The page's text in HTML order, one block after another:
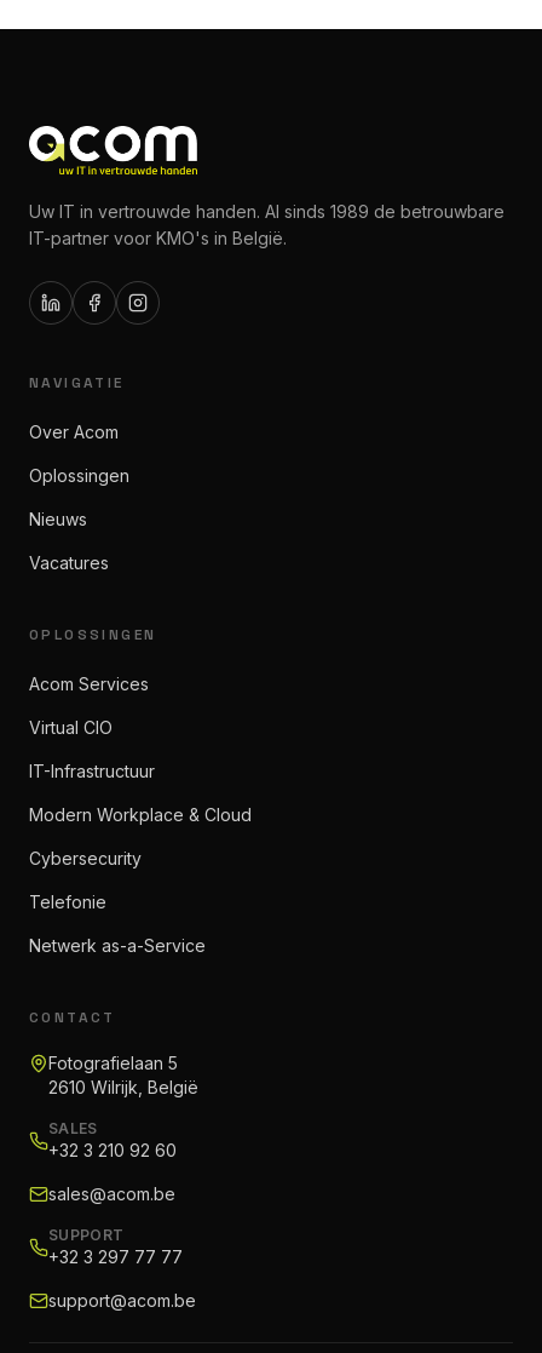
Uw IT in vertrouwde handen. Al sinds 1989 de betrouwbare
IT-partner voor KMO's in België.
NAVIGATIE
Over Acom
Oplossingen
Nieuws
Vacatures
OPLOSSINGEN
Acom Services
Virtual CIO
IT-Infrastructuur
Modern Workplace & Cloud
Cybersecurity
Telefonie
Netwerk as-a-Service
CONTACT
Fotografielaan 5
2610 Wilrijk, België
SALES
+32 3 210 92 60
sales@acom.be
SUPPORT
+32 3 297 77 77
support@acom.be